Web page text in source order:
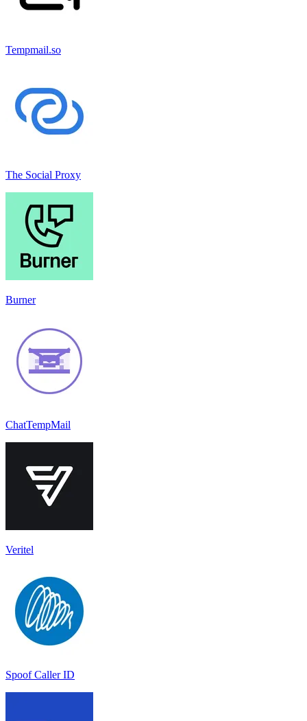
Tempmail.so
The Social Proxy
Burner
ChatTempMail
Veritel
Spoof Caller ID